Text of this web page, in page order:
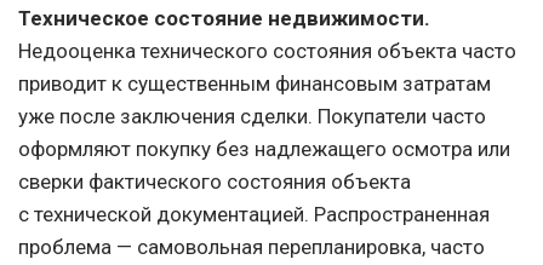
Техническое состояние недвижимости.
Недооценка технического состояния объекта часто
приводит к существенным финансовым затратам
уже после заключения сделки. Покупатели часто
оформляют покупку без надлежащего осмотра или
сверки фактического состояния объекта
с технической документацией. Распространенная
проблема — самовольная перепланировка, часто